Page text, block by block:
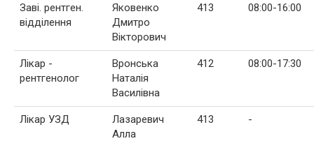
Заві. рентген.
відділення
Яковенко
Дмитро
Вікторович
413 08:00-16:00
Лікар -
рентгенолог
Вронська
Наталія
Василівна
412 08:00-17:30
Лікар УЗД
Лазаревич
Алла
413 -